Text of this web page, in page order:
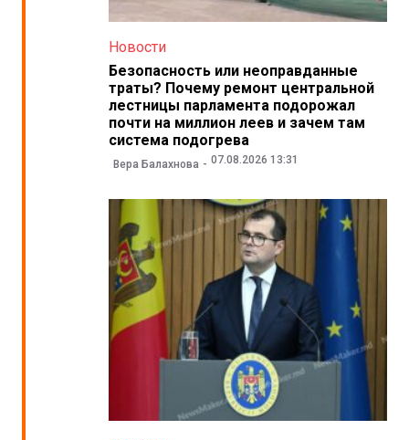
Новости
Безопасность или неоправданные
траты? Почему ремонт центральной
лестницы парламента подорожал
почти на миллион леев и зачем там
система подогрева
Вера Балахнова 07.08.2026 13:31